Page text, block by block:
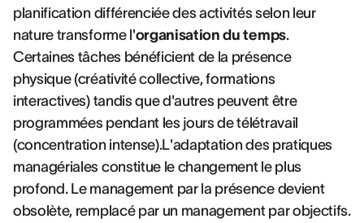
planification différenciée des activités selon leur
nature transforme l'organisation du temps.
Certaines tâches bénéficient de la présence
physique (créativité collective, formations
interactives) tandis que d'autres peuvent être
programmées pendant les jours de télétravail
(concentration intense).L'adaptation des pratiques
managériales constitue le changement le plus
profond. Le management par la présence devient
obsolète, remplacé par un management par objectifs.